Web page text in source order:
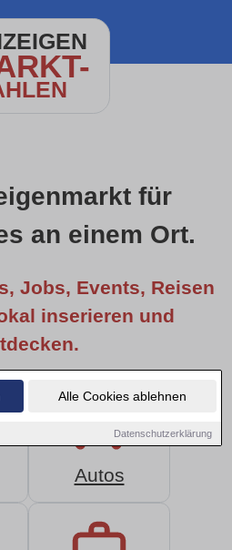
Alle Cookies ablehnen
Datenschutzerklärung
für
an einem Ort.
Jobs, Events, Reisen
inserieren und
Autos